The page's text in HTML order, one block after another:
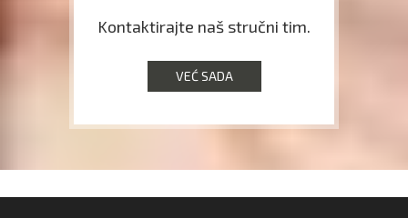
Kontaktirajte naš stručni tim.
VEĆ SADA